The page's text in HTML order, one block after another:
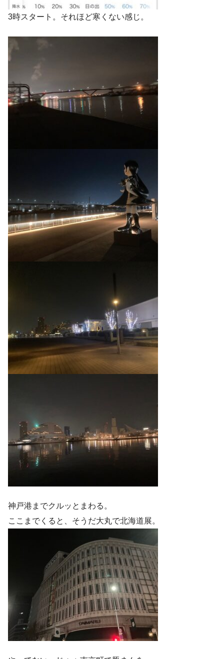
3時スタート。それほど寒くない感じ。
神戸港までクルッとまわる。
ここまでくると、そうだ大丸で北海道展。